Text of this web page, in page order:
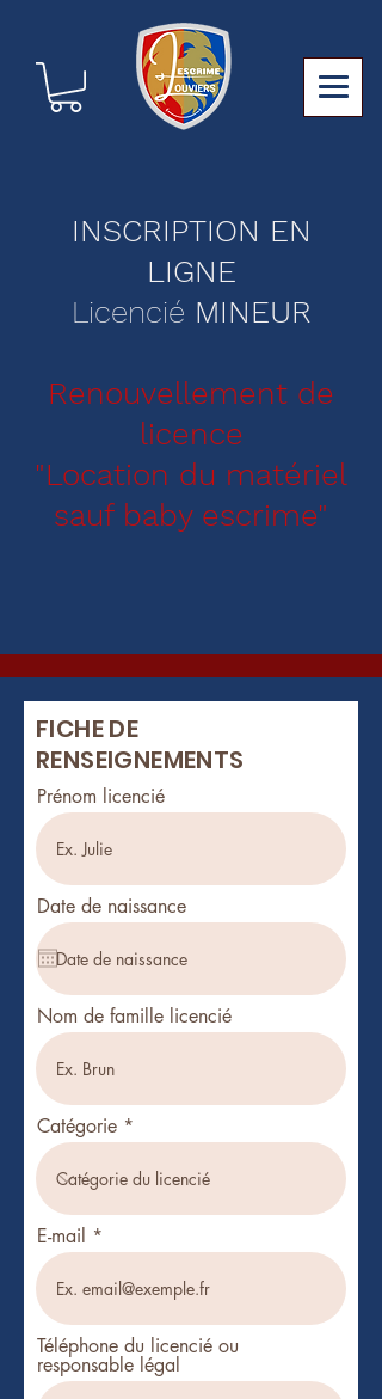
INSCRIPTION EN
LIGNE
Licencié MINEUR
Renouvellement de
licence
"Location du matériel
sauf baby escrime"
FICHE DE
RENSEIGNEMENTS
Prénom licencié
Date de naissance
Nom de famille licencié
Catégorie
E-mail
Téléphone du licencié ou
responsable légal